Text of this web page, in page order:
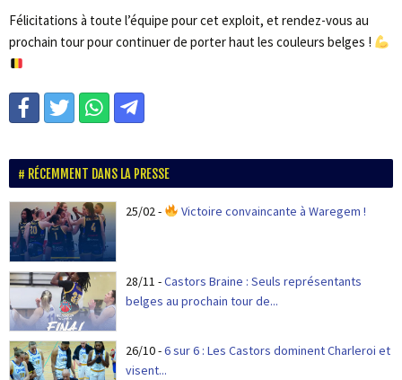
Félicitations à toute l’équipe pour cet exploit, et rendez-vous au
prochain tour pour continuer de porter haut les couleurs belges !
RÉCEMMENT DANS LA PRESSE
25/02- Victoire convaincante à Waregem !
28/11 -Castors Braine : Seuls représentants
belges au prochain tour de...
26/10-6 sur 6 : Les Castors dominent Charleroi et
visent...